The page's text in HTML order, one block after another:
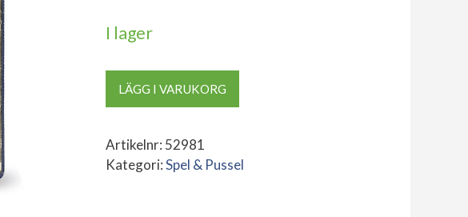
I lager
Goonies
Puzzle
500pcs
LÄGG I VARUKORG
Artikelnr: 52981
Kategori:Spel & Pussel